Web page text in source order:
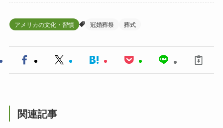
アメリカの文化・習慣 冠婚葬祭 葬式
関連記事